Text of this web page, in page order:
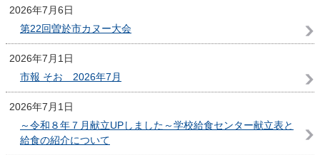
2026年7月6日
第22回曽於市カヌー大会
2026年7月1日
市報 そお 2026年7月
2026年7月1日
～令和８年７月献立UPしました～学校給食センター献立表と
給食の紹介について